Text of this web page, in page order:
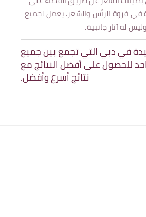
في فروة الرأس والشعر. يعمل لجميع
له آثار جانبية.
في دبي التي تجمع بين جميع
للحصول على أفضل النتائج مع
نتائج أسرع وأفضل.